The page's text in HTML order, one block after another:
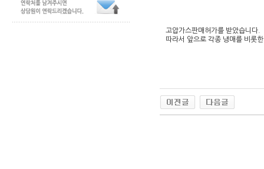
고압가스판매허가를 받았습니다.
따라서 앞으로 각종 냉매를 비롯